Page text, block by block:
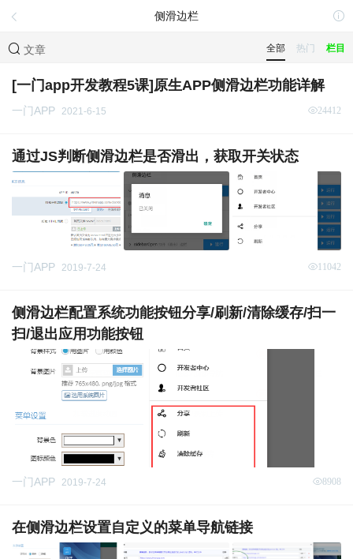
侧滑边栏
文章 全部 热门 栏目
[一门app开发教程5课]原生APP侧滑边栏功能详解
一门APP 2021-6-15 24412
通过JS判断侧滑边栏是否滑出，获取开关状态
一门APP 2019-7-24 11042
侧滑边栏配置系统功能按钮分享/刷新/清除缓存/扫一
扫/退出应用功能按钮
一门APP 2019-7-24 8908
在侧滑边栏设置自定义的菜单导航链接